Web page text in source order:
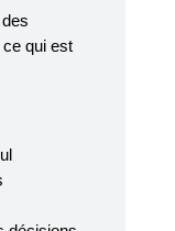
qui est